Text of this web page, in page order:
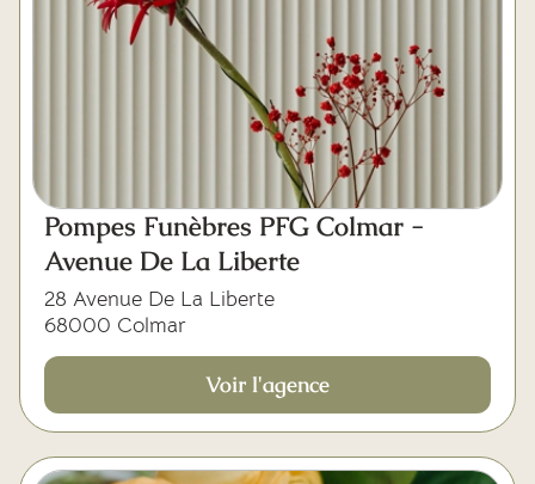
Pompes Funèbres PFG Colmar -
Avenue De La Liberte
28 Avenue De La Liberte
68000 Colmar
Voir l'agence